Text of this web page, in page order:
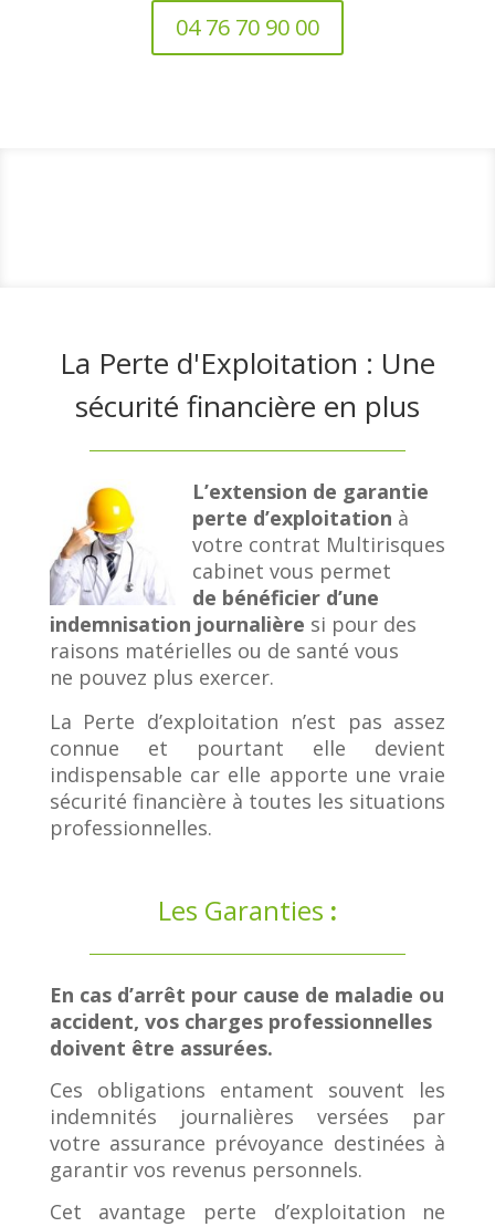
04 76 70 90 00
La Perte d'Exploitation : Une
sécurité financière en plus
L’extension de garantie
perte d’exploitation à
votre contrat Multirisques
cabinet vous permet
de bénéficier d’une
indemnisation journalière si pour des
raisons matérielles ou de santé vous
ne pouvez plus exercer.
La Perte d’exploitation n’est pas assez
connue et pourtant elle devient
indispensable car elle apporte unevraie
sécurité financière à toutes les situations
professionnelles.
Les Garanties :
En cas d’arrêt pour cause de maladie ou
accident, vos charges professionnelles
doivent être assurées.
Ces obligations entament souvent les
indemnités journalières versées par
votre assurance prévoyance destinées à
garantir vos revenus personnels.
Cet avantage perte d’exploitation ne